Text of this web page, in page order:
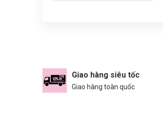
Giao hàng siêu tốc
Giao hàng toàn quốc